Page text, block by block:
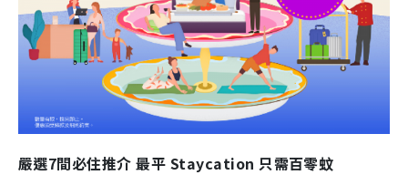
嚴選7間必住推介 最平 Staycation 只需百零蚊